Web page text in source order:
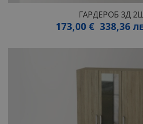
ГАРДЕРОБ 3Д
173,00 € 338,36